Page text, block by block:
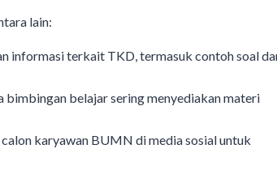
lain:
informasi terkait TKD, termasuk contoh soal
bimbingan belajar sering menyediakan materi
karyawan BUMN di media sosial untuk